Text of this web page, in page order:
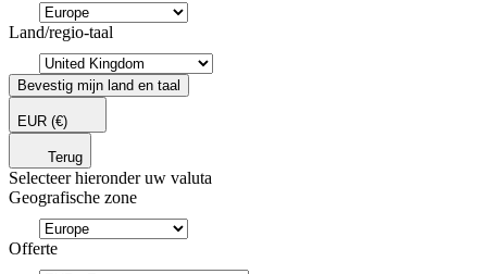
Land/regio-taal
Bevestig mijn land en taal
EUR (€)
Terug
Selecteer hieronder uw valuta
Geografische zone
Offerte